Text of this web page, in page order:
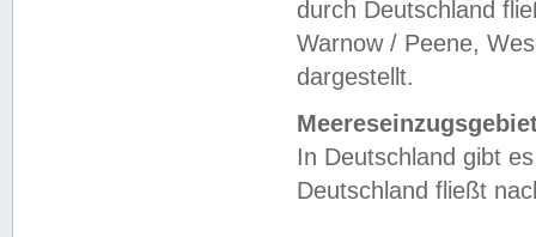
durch Deutschland
Warnow / Peene,
dargestellt.
In Deutschland gibt
Deutschland fließt